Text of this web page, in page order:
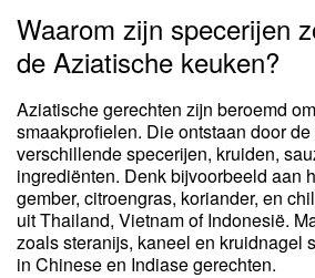
Waarom zijn specerijen
de Aziatische keuken?
Aziatische gerechten zijn beroemd
smaakprofielen. Die ontstaan door
verschillende specerijen, kruiden,
ingrediënten. Denk bijvoorbeeld aan
gember, citroengras, koriander, en
uit Thailand, Vietnam of Indonesië.
zoals steranijs, kaneel en kruidnagel
in Chinese en Indiase gerechten.